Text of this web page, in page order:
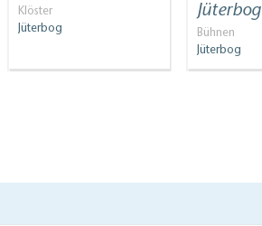
Klöster
Jüterbog
Jüterbog
Bühnen
Jüterbog